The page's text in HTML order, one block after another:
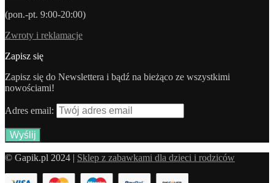
(pon.-pt. 9:00-20:00)
Zwroty i reklamacje
Zapisz się
Zapisz się do Newslettera i bądź na bieżąco ze wszystkimi
nowościami!
Adres email:
© Gapik.pl 2024 | Sklep z zabawkami dla dzieci i rodziców